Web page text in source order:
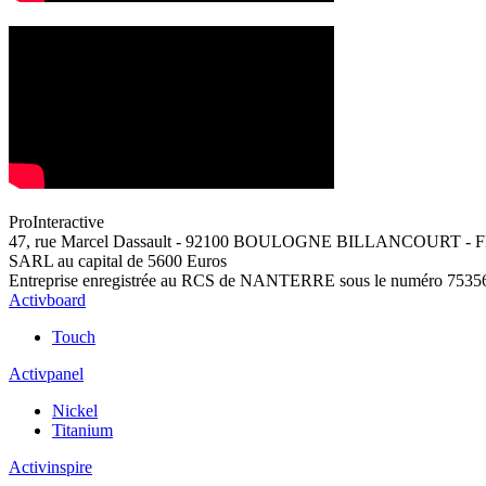
ProInteractive
47, rue Marcel Dassault - 92100 BOULOGNE BILLANCOURT -
SARL au capital de 5600 Euros
Entreprise enregistrée au RCS de NANTERRE sous le numéro
Activboard
Touch
Activpanel
Nickel
Titanium
Activinspire